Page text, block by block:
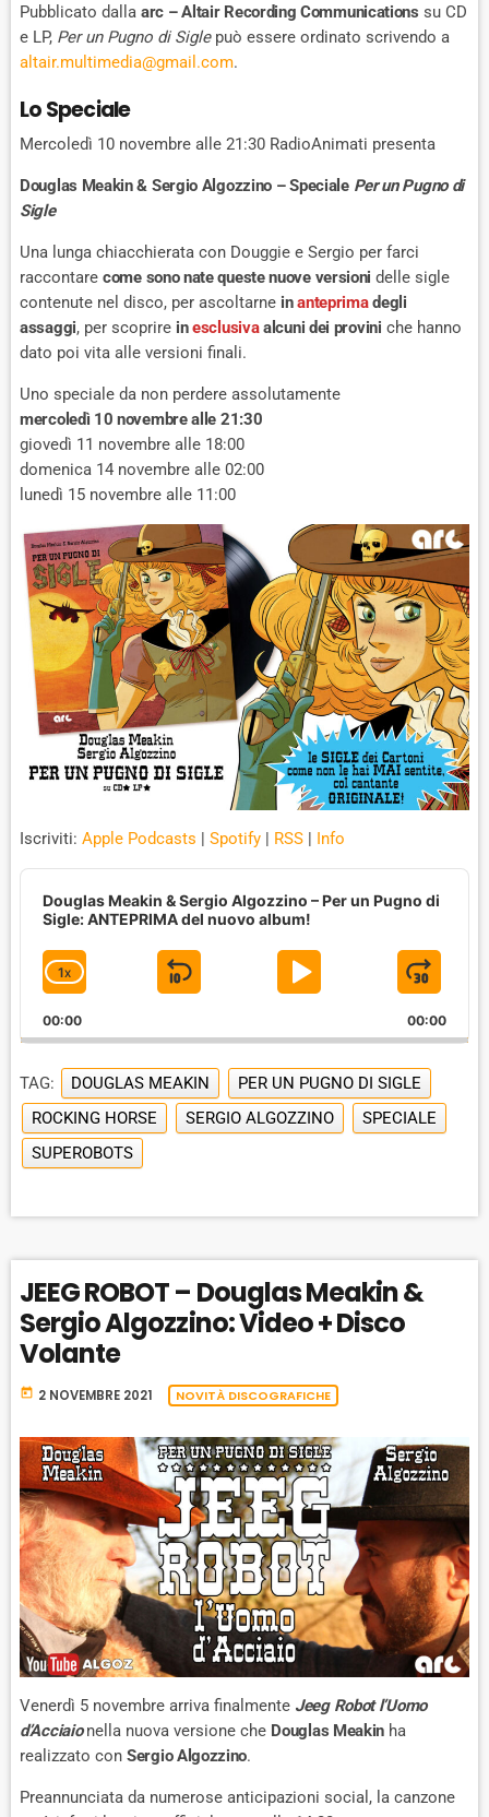
Pubblicato dalla arc – Altair Recording Communications su CD
e LP, Per un Pugno di Siglepuò essere ordinato scrivendo a
altair.multimedia@gmail.com.
Lo Speciale
Mercoledì 10 novembre alle 21:30 RadioAnimati presenta
Douglas Meakin & Sergio Algozzino – Speciale Per un Pugno di
Sigle
Una lunga chiacchierata con Douggie e Sergio per farci
raccontare come sono nate queste nuove versioni delle sigle
contenute nel disco, per ascoltarne inanteprimadegli
assaggi, per scoprire inesclusivaalcuni dei provini che hanno
dato poi vita alle versioni finali.
Uno speciale da non perdere assolutamente
mercoledì 10 novembre alle 21:30
giovedì 11 novembre alle 18:00
domenica 14 novembre alle 02:00
lunedì 15 novembre alle 11:00
Iscriviti: Apple Podcasts Spotify RSS Info
A
y
r
Douglas Meakin & Sergio Algozzino – Per un Pugno di
Sigle: ANTEPRIMA del nuovo album!
C
A
N
G
E
P
L
A
A
K
R
A
T
E
1X
S
I
P
B
A
A
R
D
P
A
Y
P
A
J
U
M
P
F
O
R
D
00:00 00:00
TAG: DOUGLAS MEAKIN
PER UN PUGNO DI SIGLE
ROCKING HORSE
SERGIO ALGOZZINO
SPECIALE
SUPEROBOTS
JEEG ROBOT – Douglas Meakin &
Sergio Algozzino: Video + Disco
Volante
today 2 NOVEMBRE 2021 NOVITÀ DISCOGRAFICHE
Venerdì 5 novembre arriva finalmente Jeeg Robot l’Uomo
d’Acciaionella nuova versione che Douglas Meakin ha
realizzato con Sergio Algozzino.
Preannunciata da numerose anticipazioni social, la canzone